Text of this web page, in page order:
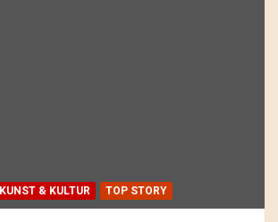
KUNST & KULTUR TOP STORY